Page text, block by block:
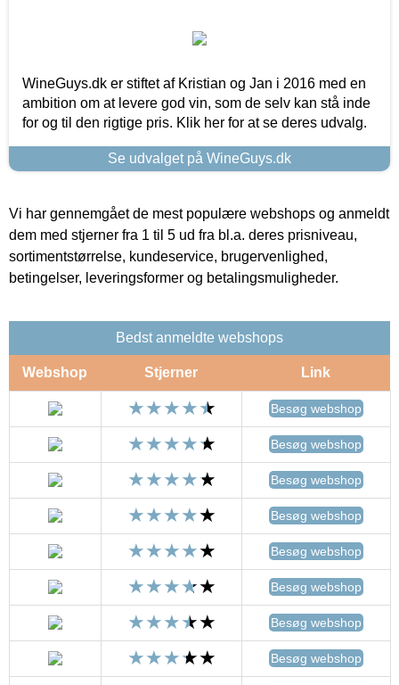
WineGuys.dk er stiftet af Kristian og Jan i 2016 med en
ambition om at levere god vin, som de selv kan stå inde
for og til den rigtige pris. Klik her for at se deres udvalg.
Se udvalget på WineGuys.dk
Vi har gennemgået de mest populære webshops og anmeldt
dem med stjerner fra 1 til 5 ud fra bl.a. deres prisniveau,
sortimentstørrelse, kundeservice, brugervenlighed,
betingelser, leveringsformer og betalingsmuligheder.
Bedst anmeldte webshops
Webshop Stjerner Link
Besøg webshop
Besøg webshop
Besøg webshop
Besøg webshop
Besøg webshop
Besøg webshop
Besøg webshop
Besøg webshop